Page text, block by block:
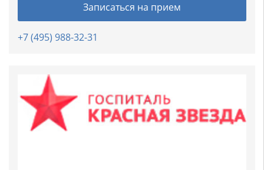
Записаться на прием
+7 (495) 988-32-31